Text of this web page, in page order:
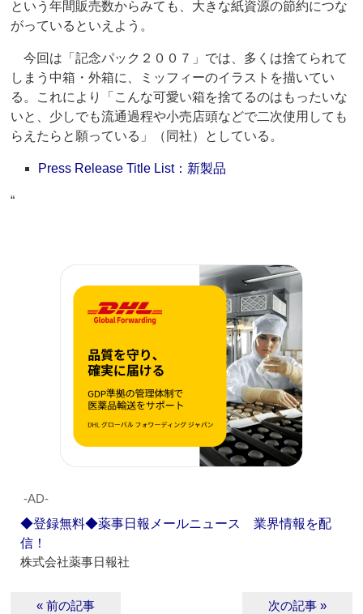
という年間販売数からみても、大きな紙資源の節約につな
がっているといえよう。
今回は「記念パック２００７」では、多くは捨てられて
しまう中箱・外箱に、ミッフィーのイラストを描いてい
る。これにより「こんな可愛い箱を捨てるのはもったいな
いと、少しでも流通過程や小売店頭などで二次使用しても
らえたらと願っている」（同社）としている。
Press Release Title List：新製品
“
‐AD‐
◆登録無料◆薬事日報メールニュース 業界情報を配
信！
株式会社薬事日報社
« 前の記事 次の記事 »